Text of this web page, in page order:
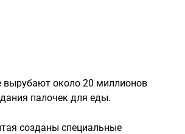
вырубают около 20 миллионов
палочек для еды.
созданы специальные